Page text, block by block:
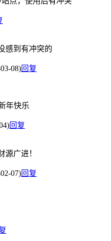
感到有冲突的
08)回复
年快乐
回复
源广进！
07)回复